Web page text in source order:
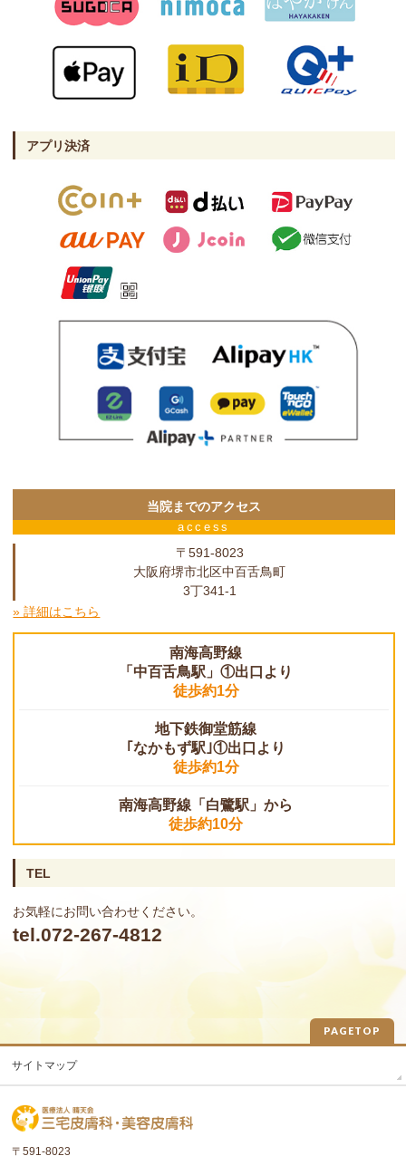
アプリ決済
当院までのアクセス
access
〒591-8023
大阪府堺市北区中百舌鳥町
3丁341-1
» 詳細はこちら
南海高野線
「中百舌鳥駅」①出口より
徒歩約1分
地下鉄御堂筋線
｢なかもず駅｣①出口より
徒歩約1分
南海高野線「白鷺駅」から
徒歩約10分
TEL
お気軽にお問い合わせください。
tel.072-267-4812
PAGETOP
サイトマップ
〒591-8023